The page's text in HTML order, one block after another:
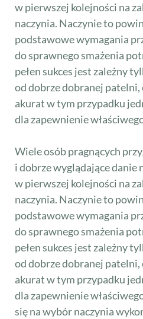
w pierwszej kolejności na
naczynia. Naczynie to
podstawowe wymagania
do sprawnego smażenia
pełen sukces jest zależny
od dobrze dobranej patelni,
akurat w tym przypadku
dla zapewnienie
Wiele osób pragnących
i dobrze wyglądające danie
w pierwszej kolejności na
naczynia. Naczynie to
podstawowe wymagania
do sprawnego smażenia
pełen sukces jest zależny
od dobrze dobranej patelni,
akurat w tym przypadku
dla zapewnienie
się na wybór naczynia